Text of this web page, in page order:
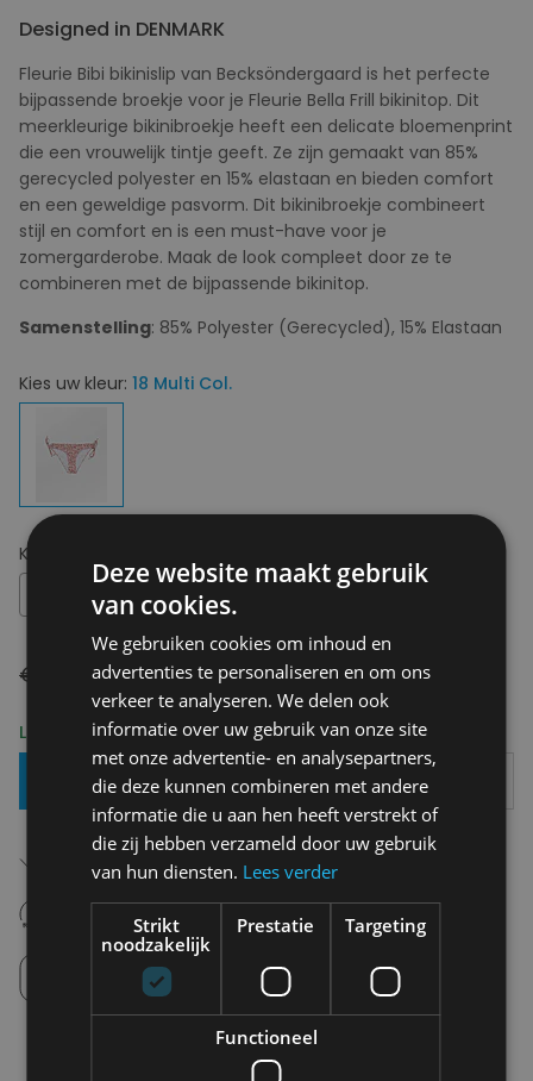
Designed in DENMARK
Fleurie Bibi bikinislip van Becksöndergaard is het perfecte
bijpassende broekje voor je Fleurie Bella Frill bikinitop. Dit
meerkleurige bikinibroekje heeft een delicate bloemenprint
die een vrouwelijk tintje geeft. Ze zijn gemaakt van 85%
gerecycled polyester en 15% elastaan ​​en bieden comfort
en een geweldige pasvorm. Dit bikinibroekje combineert
stijl en comfort en is een must-have voor je
zomergarderobe. Maak de look compleet door ze te
combineren met de bijpassende bikinitop.
Samenstelling: 85% Polyester (Gerecycled), 15% Elastaan
Kies uw kleur: 18 Multi Col.
Kies uw maat:
€ 35,00 € 17,50
Levering 2-3 Werkdagen
Toevoegen Aan Mandje
Gratis verzending in België
Vanaf €75,00
14 dagen om te retourneren
Nooit meer spijt van krijgen
Afhalen in de winkel tussen 10u-18u.
Deze website maakt gebruik
van cookies.
We gebruiken cookies om inhoud en
advertenties te personaliseren en om ons
verkeer te analyseren. We delen ook
informatie over uw gebruik van onze site
met onze advertentie- en analysepartners,
die deze kunnen combineren met andere
informatie die u aan hen heeft verstrekt of
die zij hebben verzameld door uw gebruik
van hun diensten. Lees verder
Strikt
noodzakelijk
Prestatie Targeting
Functioneel